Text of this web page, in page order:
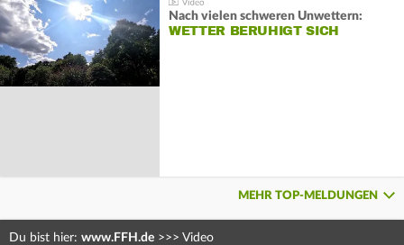
Nach vielen schweren Unwettern:
WETTER BERUHIGT SICH
MEHR TOP-MELDUNGEN
Du bist hier: www.FFH.de >>> Video